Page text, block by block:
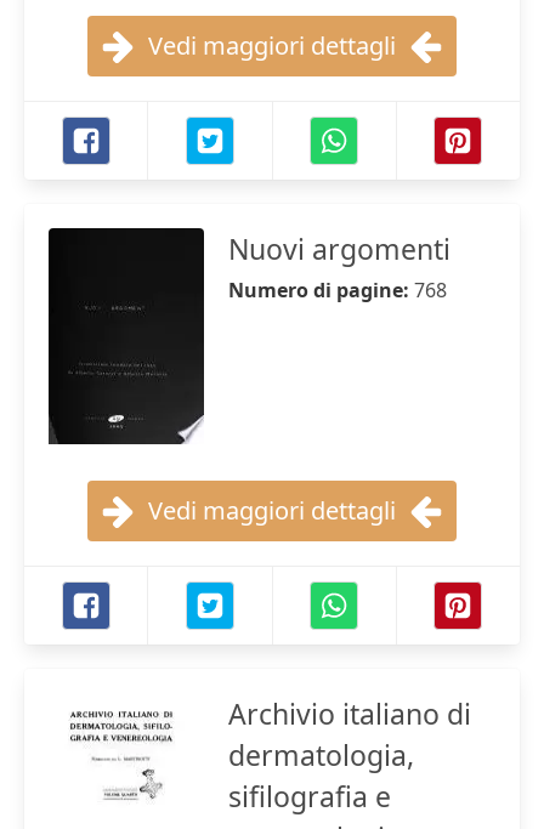
Vedi maggiori dettagli
Nuovi argomenti
Numero di pagine: 768
Vedi maggiori dettagli
Archivio italiano di
dermatologia,
sifilografia e